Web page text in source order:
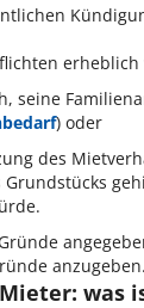
erheblich
seine
) oder
des
anzugeben.
was